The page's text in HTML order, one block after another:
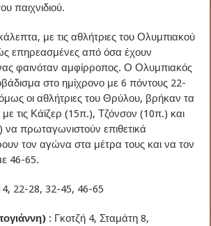
παιχνιδιού.
με τις αθλήτριες του Ολυμπιακού
επηρεασμένες από όσα έχουν
φαινόταν αμφίρροπος. Ο Ολυμπιακός
στο ημίχρονο με 6 πόντους 22-
οι αθλήτριες του Θρύλου, βρήκαν τα
τις Κάϊζερ (15π.), Τζόνσον (10π.) και
πρωταγωνιστούν επιθετικά
τον αγώνα στα μέτρα τους και να τον
46-65.
22-28, 32-45, 46-65
: Γκοτζή 4, Σταμάτη 8,